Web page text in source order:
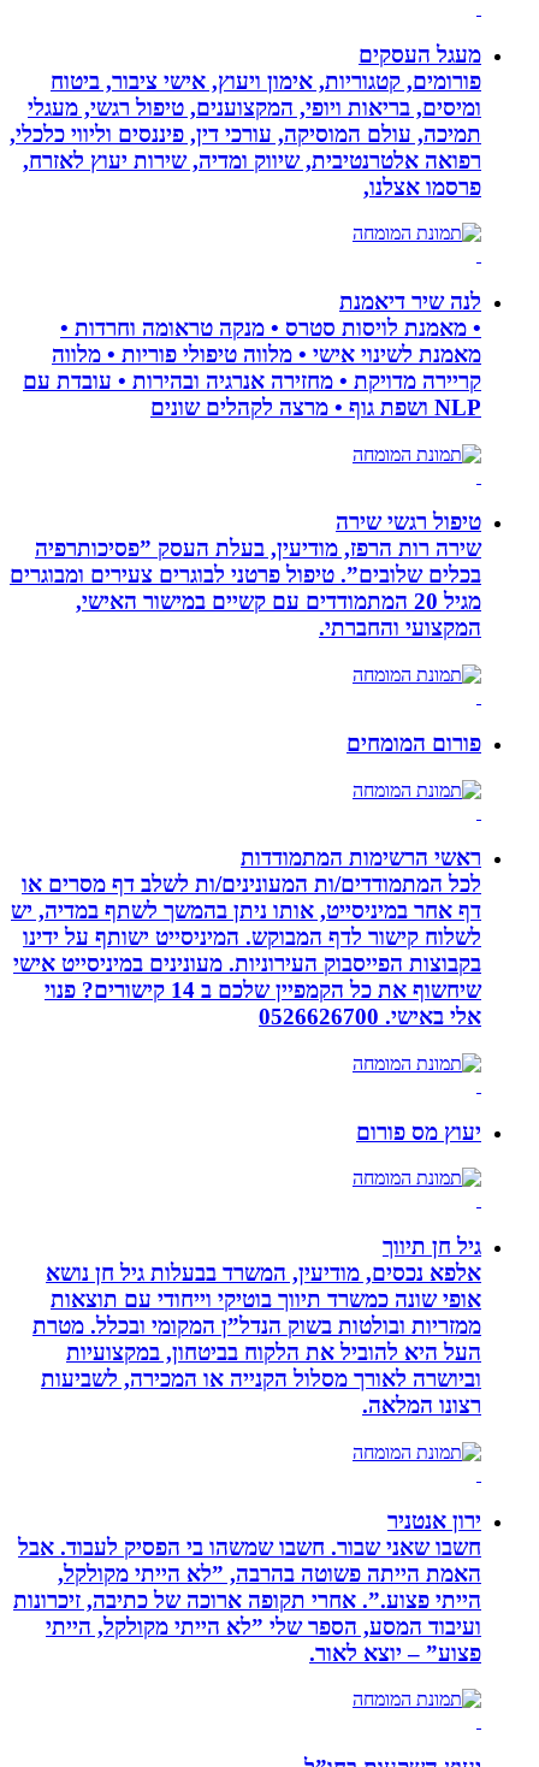
מעגל העסקים
פורומים, קטגוריות, אימון ויעוץ, אישי ציבור, ביטוח
ומיסים, בריאות ויופי, המקצוענים, טיפול רגשי, מעגלי
תמיכה, עולם המוסיקה, עורכי דין, פיננסים וליווי כלכלי,
רפואה אלטרנטיבית, שיווק ומדיה, שירות יעוץ לאזרח,
פרסמו אצלנו,
לנה שיר דיאמנת
• מאמנת לויסות סטרס • מנקה טראומה וחרדות •
מאמנת לשינוי אישי • מלווה טיפולי פוריות • מלווה
קריירה מדויקת • מחזירה אנרגיה ובהירות • עובדת עם
טיפול רגשי שירה
שירה רות הרפז, מודיעין, בעלת העסק ”פסיכותרפיה
בכלים שלובים”. טיפול פרטני לבוגרים צעירים ומבוגרים
מגיל 20 המתמודדים עם קשיים במישור האישי,
המקצועי והחברתי.
פורום המומחים
ראשי הרשימות המתמודדות
לכל המתמודדים/ות המעונינים/ות לשלב דף מסרים או
דף אחר במיניסייט, אותו ניתן בהמשך לשתף במדיה, יש
לשלוח קישור לדף המבוקש. המיניסייט ישותף על ידינו
בקבוצות הפייסבוק העירוניות. מעונינים במיניסייט אישי
שיחשוף את כל הקמפיין שלכם ב 14 קישורים? פנוי
אלי באישי. 0526626700
יעוץ מס פורום
גיל חן תיווך
אלפא נכסים, מודיעין, המשרד בבעלות גיל חן נושא
אופי שונה כמשרד תיווך בוטיקי וייחודי עם תוצאות
ממזריות ובולטות בשוק הנדל”ן המקומי ובכלל. מטרת
העל היא להוביל את הלקוח בביטחון, במקצועיות
וביושרה לאורך מסלול הקנייה או המכירה, לשביעות
רצונו המלאה.
ירון אנטניר
חשבו שאני שבור. חשבו שמשהו בי הפסיק לעבוד. אבל
האמת הייתה פשוטה בהרבה, ”לא הייתי מקולקל,
הייתי פצוע.”. אחרי תקופה ארוכה של כתיבה, זיכרונות
ועיבוד המסע, הספר שלי ”לא הייתי מקולקל, הייתי
פצוע” – יוצא לאור.